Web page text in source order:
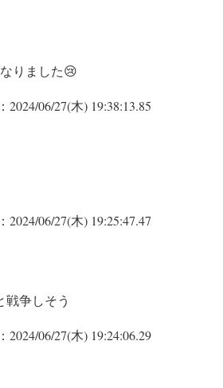
りました😢
：2024/06/27(木) 19:38:13.85
：2024/06/27(木) 19:25:47.47
戦争しそう
：2024/06/27(木) 19:24:06.29